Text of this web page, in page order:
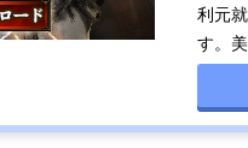
利元
す。